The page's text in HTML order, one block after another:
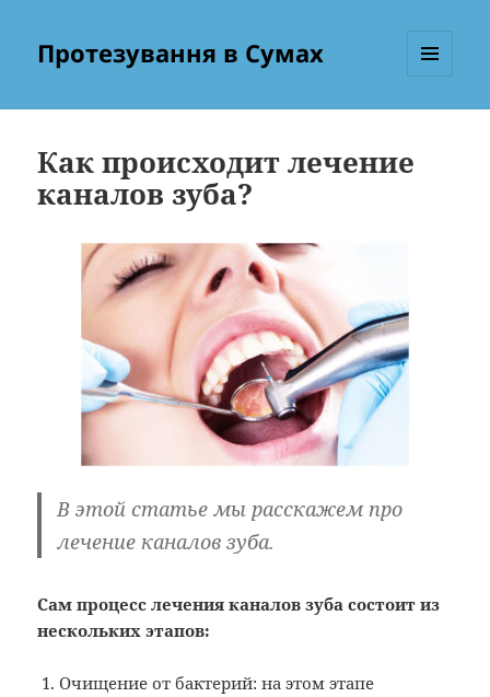
Протезування в Сумах
Как происходит лечение
каналов зуба?
В этой статье мы расскажем про
лечение каналов зуба.
Сам процесс лечения каналов зуба состоит из
нескольких этапов:
Очищение от бактерий: на этом этапе